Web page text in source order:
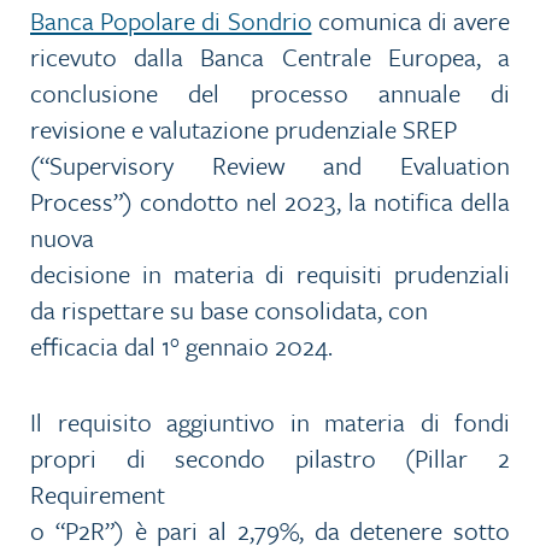
Banca Popolare di Sondrio comunica di avere
ricevuto dalla Banca Centrale Europea, a
conclusione del processo annuale di
revisione e valutazione prudenziale SREP
(“Supervisory Review and Evaluation
Process”) condotto nel 2023, la notifica della
nuova
decisione in materia di requisiti prudenziali
da rispettare su base consolidata, con
efficacia dal 1° gennaio 2024.
Il requisito aggiuntivo in materia di fondi
propri di secondo pilastro (Pillar 2
Requirement
o “P2R”) è pari al 2,79%, da detenere sotto